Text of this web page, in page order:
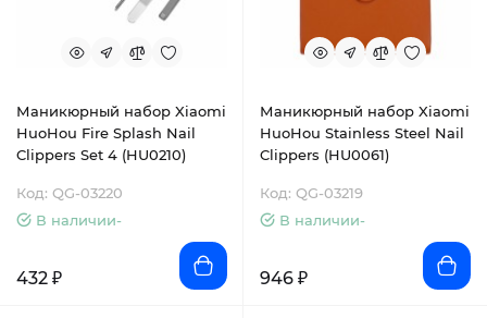
Маникюрный набор Xiaomi
HuoHou Fire Splash Nail
Clippers Set 4 (HU0210)
Код: QG-03220
В наличии-
432 ₽
Маникюрный набор Xiaomi
HuoHou Stainless Steel Nail
Clippers (HU0061)
Код: QG-03219
В наличии-
946 ₽